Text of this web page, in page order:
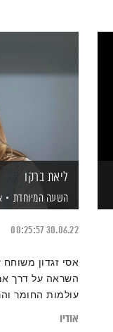
ליאת ברקו
השעה המיוחדת
30.06.22
00:25:57
אסי זגדון
השראה על דרך
עולמות החומר
אודיו